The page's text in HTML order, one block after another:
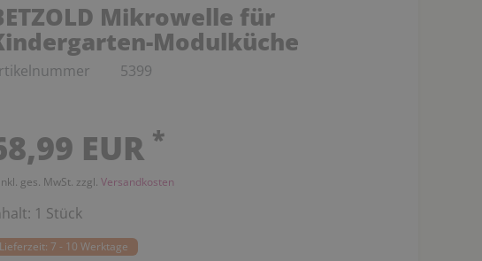
Mikrowelle für
Modulküche
5399
EUR *
ges. MwSt. zzgl. Versandkosten
1 Stück
Lieferzeit: 7 - 10 Werktage